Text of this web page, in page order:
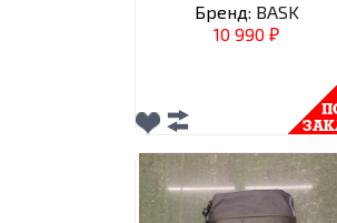
Бренд: BASK
10 990 ₽